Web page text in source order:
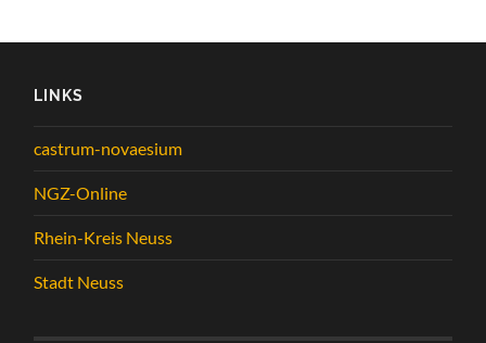
LINKS
castrum-novaesium
NGZ-Online
Rhein-Kreis Neuss
Stadt Neuss